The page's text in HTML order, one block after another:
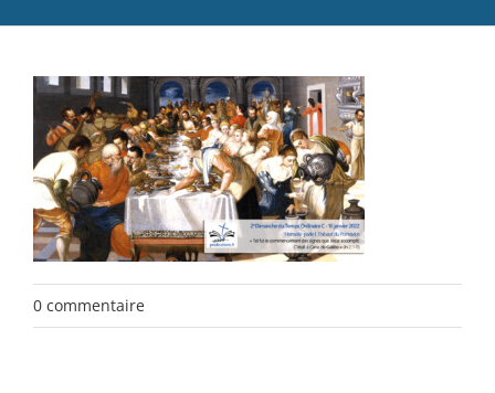
Servir et aimer
Adultes, jeunes et famille
Actualités
Contact
0 commentaire